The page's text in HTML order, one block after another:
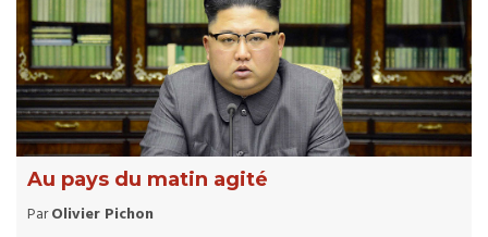
Au pays du matin agité
ParOlivier Pichon